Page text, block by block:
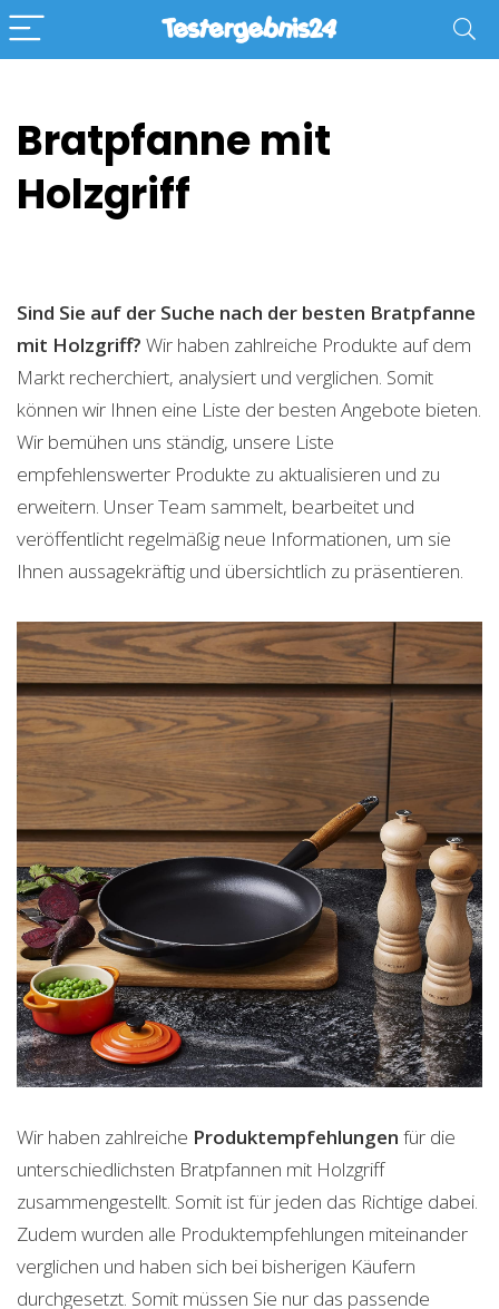
Bratpfanne mit
Holzgriff
Sind Sie auf der Suche nach der besten Bratpfanne
mit Holzgriff? Wir haben zahlreiche Produkte auf dem
Markt recherchiert, analysiert und verglichen. Somit
können wir Ihnen eine Liste der besten Angebote bieten.
Wir bemühen uns ständig, unsere Liste
empfehlenswerter Produkte zu aktualisieren und zu
erweitern. Unser Team sammelt, bearbeitet und
veröffentlicht regelmäßig neue Informationen, um sie
Ihnen aussagekräftig und übersichtlich zu präsentieren.
Wir haben zahlreiche Produktempfehlungen für die
unterschiedlichsten Bratpfannen mit Holzgriff
zusammengestellt. Somit ist für jeden das Richtige dabei.
Zudem wurden alle Produktempfehlungen miteinander
verglichen und haben sich bei bisherigen Käufern
durchgesetzt. Somit müssen Sie nur das passende